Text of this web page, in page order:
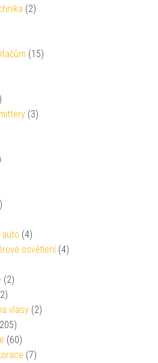
(2)
(15)
(3)
auto (4)
osvětlení (4)
(2)
vlasy (2)
(60)
(7)